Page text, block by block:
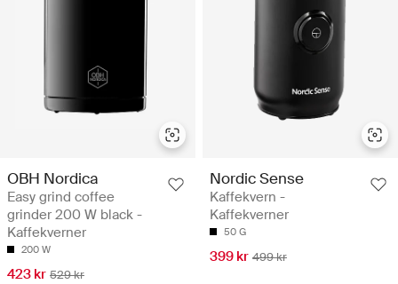
OBH Nordica
Easy grind coffee
grinder 200 W black -
Kaffekverner
200 W
423 kr 529 kr
Nordic Sense
Kaffekvern -
Kaffekverner
50 G
399 kr 499 kr